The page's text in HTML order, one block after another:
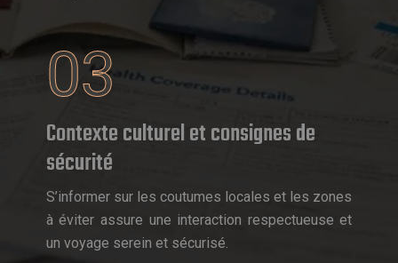
03
Contexte culturel et consignes de
sécurité
S’informer sur les coutumes locales et les zones
à éviter assure une interaction respectueuse et
un voyage serein et sécurisé.